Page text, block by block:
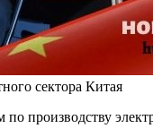
сектора Китая
производству